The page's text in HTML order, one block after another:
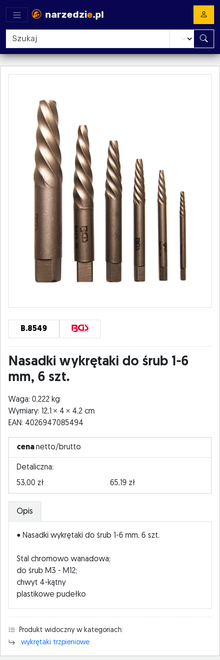
narzedzie.pl
B.8549
Nasadki wykrętaki do śrub 1-6
mm, 6 szt.
Waga: 0,222 kg
Wymiary: 12,1
4
4,2 cm
EAN: 4026947085494
cenanetto/brutto
Detaliczna:
53,00 zł
65,19 zł
Opis
• Nasadki wykrętaki do śrub 1-6 mm, 6 szt.
Stal chromowo wanadowa;
do śrub M3 - M12;
chwyt 4-kątny
plastikowe pudełko
Produkt widoczny w kategoriach:
wykrętaki trzpieniowe